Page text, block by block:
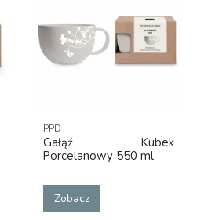
PPD
Gałąź Kubek
Porcelanowy 550 ml
Zobacz